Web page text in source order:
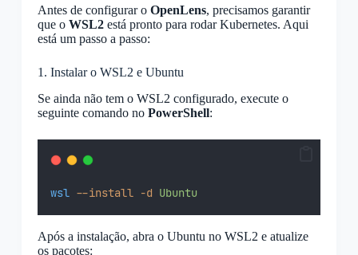
Antes de configurar o OpenLens, precisamos garantir
que o WSL2está pronto para rodar Kubernetes. Aqui
está um passo a passo:
1. Instalar o WSL2 e Ubuntu
Se ainda não tem o WSL2 configurado, execute o
seguinte comando no PowerShell:
wsl --install -d Ubuntu
Após a instalação, abra o Ubuntu no WSL2 e atualize
os pacotes: